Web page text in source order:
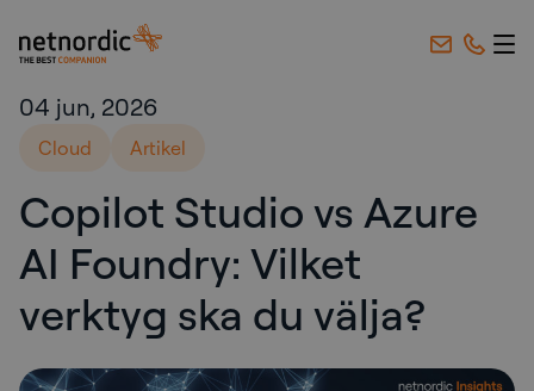
NetNordic Sweden
04 jun, 2026
Cloud Artikel
Copilot Studio vs Azure
AI Foundry: Vilket
verktyg ska du välja?